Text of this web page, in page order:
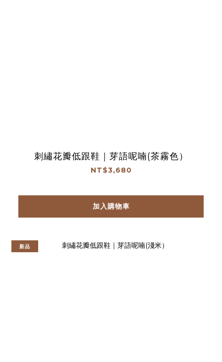
刺繡花瓣低跟鞋｜芽語呢喃(茶霧色）
NT$3,680
加入購物車
新品